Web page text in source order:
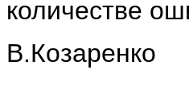
количестве
В.Козаренко